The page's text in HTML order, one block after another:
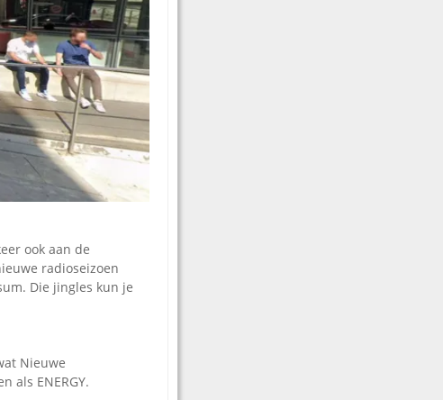
ook aan de
radioseizoen
Die jingles kun je
Nieuwe
als ENERGY.